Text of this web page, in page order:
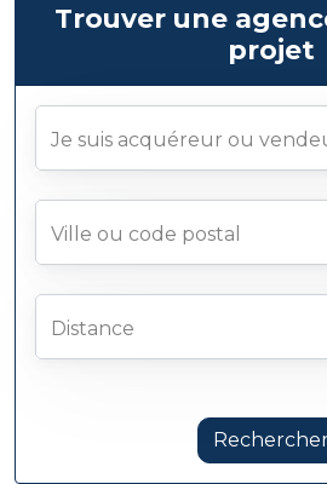
Trouver une
projet
Je suis acquéreur ou
Ville ou code postal
Distance